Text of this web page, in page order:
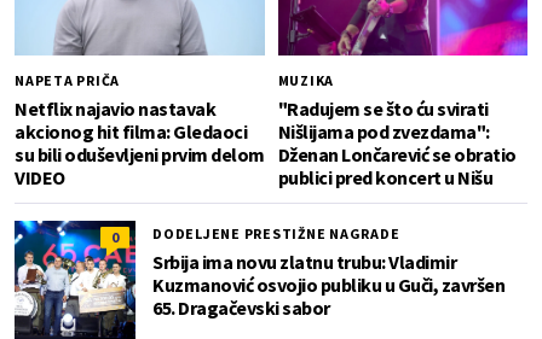
NAPETA PRIČA
Netflix najavio nastavak
akcionog hit filma: Gledaoci
su bili oduševljeni prvim delom
VIDEO
MUZIKA
"Radujem se što ću svirati
Nišlijama pod zvezdama":
Dženan Lončarević se obratio
publici pred koncert u Nišu
0 DODELJENE PRESTIŽNE NAGRADE
Srbija ima novu zlatnu trubu: Vladimir
Kuzmanović osvojio publiku u Guči, završen
65. Dragačevski sabor